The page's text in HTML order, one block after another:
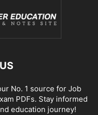
No. 1 source for Job
PDFs. Stay informed
education journey!